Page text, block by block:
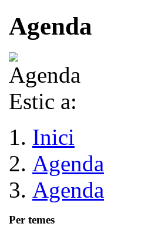
Agenda
Estic a:
Inici
Agenda
Agenda
Per temes